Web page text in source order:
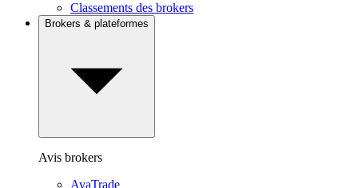
Classements des brokers
Brokers & plateformes
Avis brokers
AvaTrade